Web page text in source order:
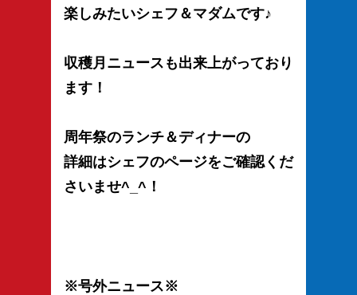
楽しみたいシェフ＆マダムです♪
収穫月ニュースも出来上がっており
ます！
周年祭のランチ＆ディナーの
詳細はシェフのページをご確認くだ
さいませ^_^！
※号外ニュース※